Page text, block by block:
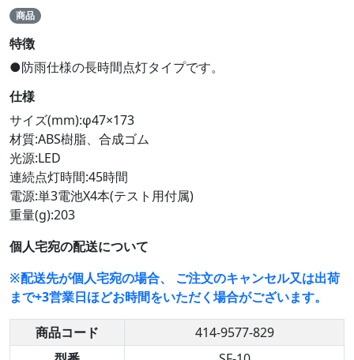
商品
特徴
●防雨仕様の長時間点灯タイプです。
仕様
サイズ(mm):φ47×173
材質:ABS樹脂、合成ゴム
光源:LED
連続点灯時間:45時間
電源:単3電池X4本(テスト用付属)
重量(g):203
個人宅宛の配送について
※配送先が個人宅宛の場合、 ご注文のキャンセル又は出荷
まで+3営業日ほどお時間をいただく場合がございます。
商品コード
414-9577-829